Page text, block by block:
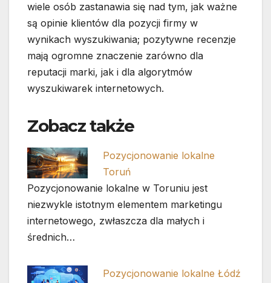
wiele osób zastanawia się nad tym, jak ważne
są opinie klientów dla pozycji firmy w
wynikach wyszukiwania; pozytywne recenzje
mają ogromne znaczenie zarówno dla
reputacji marki, jak i dla algorytmów
wyszukiwarek internetowych.
Zobacz także
Pozycjonowanie lokalne
Toruń
Pozycjonowanie lokalne w Toruniu jest
niezwykle istotnym elementem marketingu
internetowego, zwłaszcza dla małych i
średnich…
Pozycjonowanie lokalne Łódź